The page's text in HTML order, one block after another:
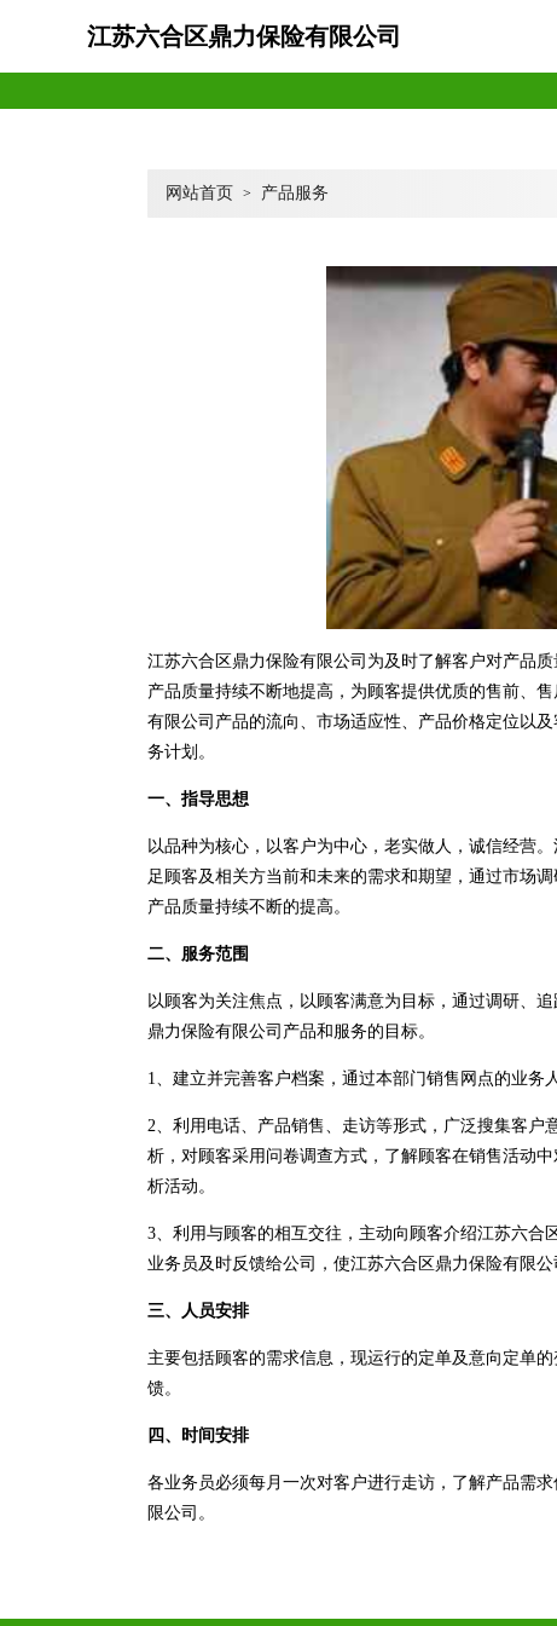
江苏六合区鼎力保险有限公司
网站首页 > 产品服务
江苏六合区鼎力保险有限公司为及时了解客户对产品
产品质量持续不断地提高，为顾客提供优质的售前、
有限公司产品的流向、市场适应性、产品价格定位以
务计划。
一、指导思想
以品种为核心，以客户为中心，老实做人，诚信经营
足顾客及相关方当前和未来的需求和期望，通过市场
产品质量持续不断的提高。
二、服务范围
以顾客为关注焦点，以顾客满意为目标，通过调研、
鼎力保险有限公司产品和服务的目标。
1、建立并完善客户档案，通过本部门销售网点的业务
2、利用电话、产品销售、走访等形式，广泛搜集客
析，对顾客采用问卷调查方式，了解顾客在销售活动
析活动。
3、利用与顾客的相互交往，主动向顾客介绍江苏六
业务员及时反馈给公司，使江苏六合区鼎力保险有限
三、人员安排
主要包括顾客的需求信息，现运行的定单及意向定单
馈。
四、时间安排
各业务员必须每月一次对客户进行走访，了解产品需
限公司。